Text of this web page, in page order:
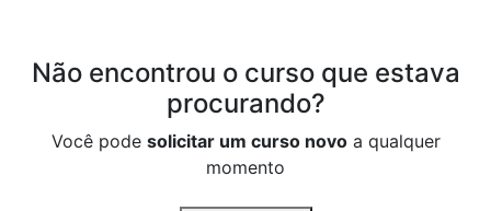
Não encontrou o curso que estava
procurando?
Você pode solicitar um curso novoa qualquer
momento